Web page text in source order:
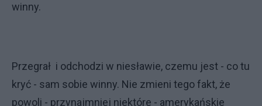
winny.
Przegrał i odchodzi w niesławie, czemu jest - co tu
kryć - sam sobie winny. Nie zmieni tego fakt, że
powoli - przynajmniej niektóre - amerykańskie